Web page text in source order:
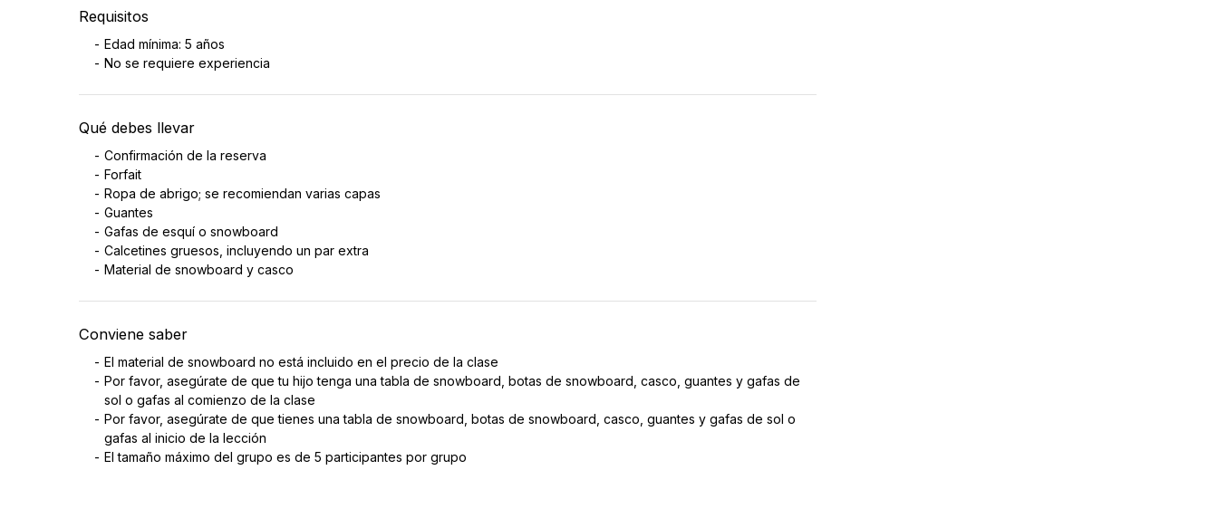
Requisitos
Edad mínima: 5 años
No se requiere experiencia
Qué debes llevar
Confirmación de la reserva
Forfait
Ropa de abrigo; se recomiendan varias capas
Guantes
Gafas de esquí o snowboard
Calcetines gruesos, incluyendo un par extra
Material de snowboard y casco
Conviene saber
El material de snowboard no está incluido en el precio de la clase
Por favor, asegúrate de que tu hijo tenga una tabla de snowboard, botas de snowboard, casco, guantes y gafas de
sol o gafas al comienzo de la clase
Por favor, asegúrate de que tienes una tabla de snowboard, botas de snowboard, casco, guantes y gafas de sol o
gafas al inicio de la lección
El tamaño máximo del grupo es de 5 participantes por grupo